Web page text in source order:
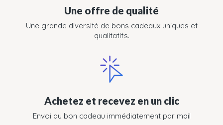
Une offre de qualité
Une grande diversité de bons cadeaux uniques et
qualitatifs.
Achetez et recevez en un clic
Envoi du bon cadeau immédiatement par mail